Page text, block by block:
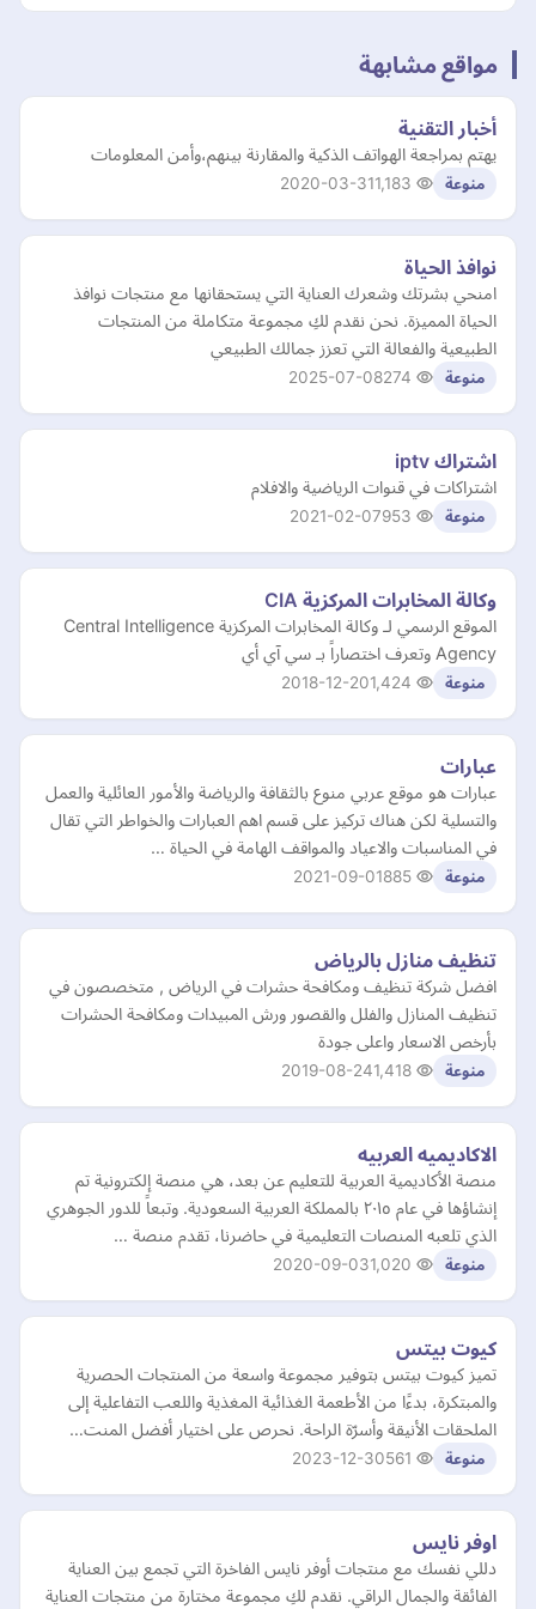
مواقع مشابهة
أخبار التقنية
يهتم بمراجعة الهواتف الذكية والمقارنة بينهم،وأمن المعلومات
منوعة 2020-03-31
نوافذ الحياة
امنحي بشرتك وشعرك العناية التي يستحقانها مع منتجات نوافذ
الحياة المميزة. نحن نقدم لكِ مجموعة متكاملة من المنتجات
الطبيعية والفعالة التي تعزز جمالك الطبيعي
منوعة 2025-07-08
اشتراك iptv
اشتراكات في قنوات الرياضية والافلام
منوعة 2021-02-07
وكالة المخابرات المركزية CIA
الموقع الرسمي لـ وكالة المخابرات المركزية Central Intelligence
Agency وتعرف اختصاراً بـ سي آي أي
منوعة 2018-12-20
عبارات
عبارات هو موقع عربي منوع بالثقافة والرياضة والأمور العائلية والعمل
والتسلية لكن هناك تركيز على قسم اهم العبارات والخواطر التي تقال
في المناسبات والاعياد والمواقف الهامة في الحياة …
منوعة 2021-09-01
تنظيف منازل بالرياض
افضل شركة تنظيف ومكافحة حشرات في الرياض , متخصصون في
تنظيف المنازل والفلل والقصور ورش المبيدات ومكافحة الحشرات
بأرخص الاسعار واعلى جودة
منوعة 2019-08-24
الاكاديميه العربيه
منصة الأكاديمية العربية للتعليم عن بعد، هي منصة إلكترونية تم
إنشاؤها في عام ٢٠١٥ بالمملكة العربية السعودية. وتبعاً للدور الجوهري
الذي تلعبه المنصات التعليمية في حاضرنا، تقدم منصة …
منوعة 2020-09-03
كيوت بيتس
تميز كيوت بيتس بتوفير مجموعة واسعة من المنتجات الحصرية
والمبتكرة، بدءًا من الأطعمة الغذائية المغذية واللعب التفاعلية إلى
الملحقات الأنيقة وأسرّة الراحة. نحرص على اختيار أفضل المنت…
منوعة 2023-12-30
اوفر نايس
دللي نفسك مع منتجات أوفر نايس الفاخرة التي تجمع بين العناية
الفائقة والجمال الراقي. نقدم لكِ مجموعة مختارة من منتجات العناية